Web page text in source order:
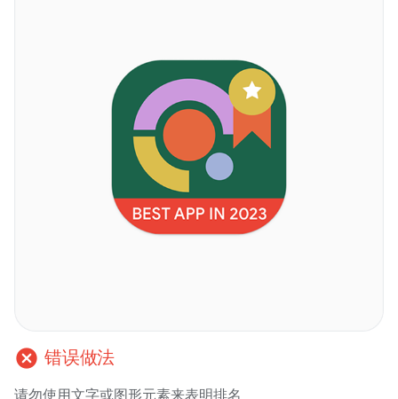
cancel 错误做法